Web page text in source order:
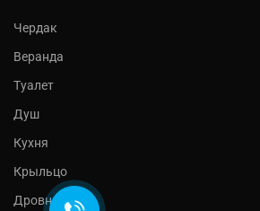
Чердак
Веранда
Туалет
Душ
Кухня
Крыльцо
Дровник